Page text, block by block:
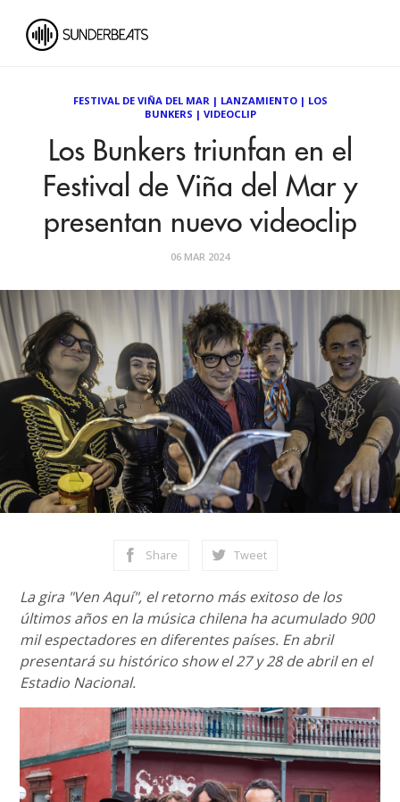
FESTIVAL DE VIÑA DEL MAR| LANZAMIENTO| LOS
BUNKERS | VIDEOCLIP
Los Bunkers triunfan en el
Festival de Viña del Mar y
presentan nuevo videoclip
06 MAR 2024
Share Tweet
La gira "Ven Aquí", el retorno más exitoso de los
últimos años en la música chilena ha acumulado 900
mil espectadores en diferentes países. En abril
presentará su histórico show el 27 y 28 de abril en el
Estadio Nacional.